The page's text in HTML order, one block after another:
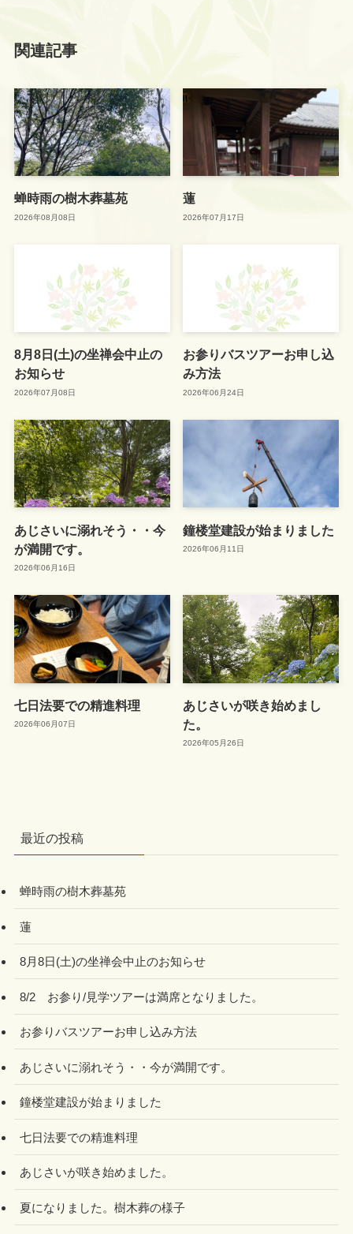
関連記事
蝉時雨の樹木葬墓苑
2026年08月08日
蓮
2026年07月17日
8月8日(土)の坐禅会中止の
お知らせ
2026年07月08日
お参りバスツアーお申し込
み方法
2026年06月24日
あじさいに溺れそう・・今
が満開です。
2026年06月16日
鐘楼堂建設が始まりました
2026年06月11日
七日法要での精進料理
2026年06月07日
あじさいが咲き始めまし
た。
2026年05月26日
最近の投稿
蝉時雨の樹木葬墓苑
蓮
8月8日(土)の坐禅会中止のお知らせ
8/2 お参り/見学ツアーは満席となりました。
お参りバスツアーお申し込み方法
あじさいに溺れそう・・今が満開です。
鐘楼堂建設が始まりました
七日法要での精進料理
あじさいが咲き始めました。
夏になりました。樹木葬の様子